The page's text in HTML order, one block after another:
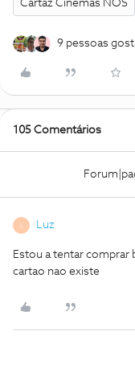
Cartaz Cinemas NOS
9 pessoas
105 Comentários
Luz
Estou a tentar comprar
cartao nao existe